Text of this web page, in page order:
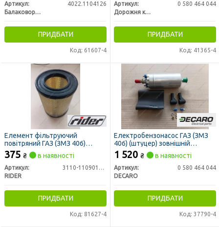
Артикул:
4022.1104126
Балаковорезинотехника ОАО
ПРИДБАТИ
Код: 61607-4
Артикул:
0 580 464 044
Дорожня карта
ПРИДБАТИ
Код: 41365-4
Елемент фільтруючий
повітряний ГАЗ (ЗМЗ 406)
низький (RIDER)
375 ₴ в наявності
Артикул:
3110-1109013-10
RIDER
ПРИДБАТИ
Код: 81627-4
Електробензонасос ГАЗ (ЗМЗ
406) (штуцер) зовнішній
(DECARO)
1 520 ₴ в наявності
Артикул:
0 580 464 044
DECARO
ПРИДБАТИ
Код: 37790-4